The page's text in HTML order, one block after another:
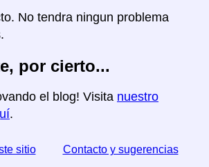
No tendra ningun problema
por cierto...
el blog! Visita nuestro
.
sitio Contacto y sugerencias